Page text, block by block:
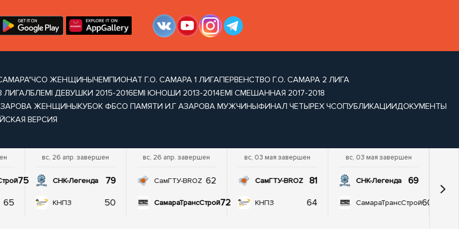
ЧСО ЖЕНЩИНЫЧЕМПИОНАТ Г.О. САМАРА 1 ЛИГАПЕРВЕНСТВО Г.О. САМАРА 2 ЛИГА
ЛИГАЛБЛEMI ДЕВУШКИ 2015-2016EMI ЮНОШИ 2013-2014EMI СМЕШАННАЯ 2017-2018
ЖЕНЩИНЫКУБОК ФБСО ПАМЯТИ И.Г АЗАРОВА МУЖЧИНЫФИНАЛ ЧЕТЫРЕХ ЧСОПУБЛИКАЦИИДОКУМЕНТЫ
ВЕРСИЯ
75
65
вс, 26 апр. завершен
СНК-Легенда 79
КНПЗ 50
вс, 26 апр. завершен
СамГТУ-BROZ 62
СамараТрансСтрой72
вс, 03 мая завершен
СамГТУ-BROZ 81
КНПЗ 64
вс, 03 мая завершен
СНК-Легенда 69
СамараТрансСтрой60